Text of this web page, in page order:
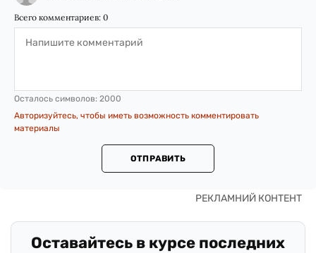
Всего комментариев: 0
Осталось символов: 2000
Авторизуйтесь, чтобы иметь возможность комментировать
материалы
ОТПРАВИТЬ
Оставайтесь в курсе последних